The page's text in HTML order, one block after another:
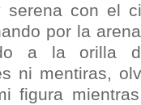
con el
por la
a la orilla
ni mentiras,
figura